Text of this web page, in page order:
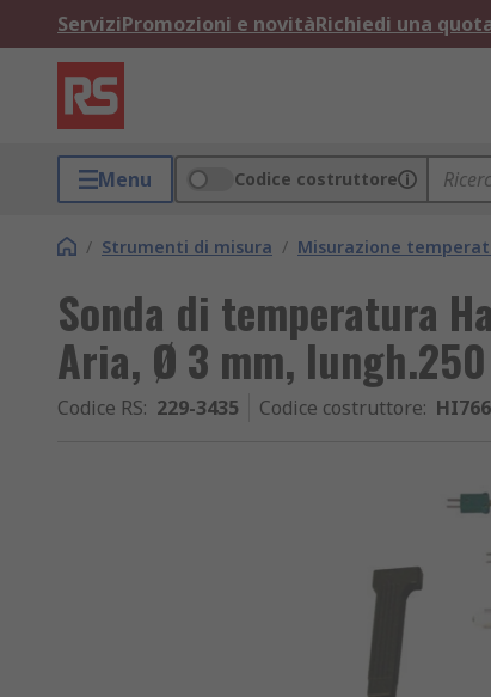
ServiziPromozioni e novitàRichiedi una
Menu Codice costruttore
/ Strumenti di misura / Misurazione
Sonda di temperatura
Aria, Ø 3 mm,
Codice RS: 229-3435 Codice costruttore: